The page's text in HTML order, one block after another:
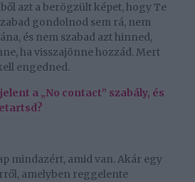
azt a berögzült képet, hogy Te
gondolnod sem rá, nem
és nem szabad azt hinned,
ha visszajönne hozzád. Mert
engedned.
a „No contact” szabály, és
mindazért, amid van. Akár egy
amelyben reggelente